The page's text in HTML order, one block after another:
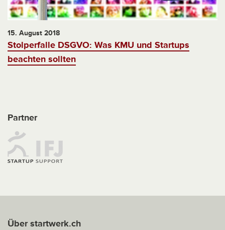
15. August 2018
Stolperfalle DSGVO: Was KMU und Startups
beachten sollten
Partner
Über startwerk.ch